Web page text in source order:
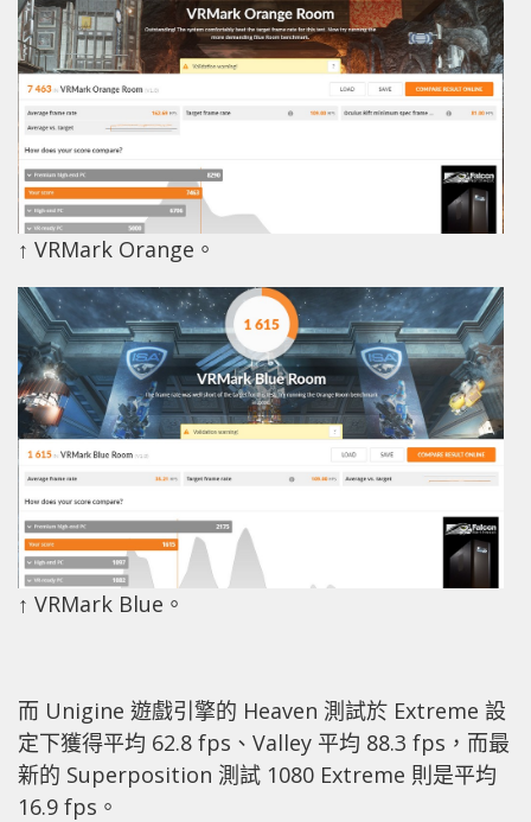
↑ VRMark Orange。
↑ VRMark Blue。
而 Unigine 遊戲引擎的 Heaven 測試於 Extreme 設
定下獲得平均 62.8 fps、Valley 平均 88.3 fps，而最
新的 Superposition 測試 1080 Extreme 則是平均
16.9 fps。